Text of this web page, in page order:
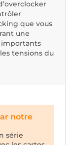
que vous
une
importants
tensions du
notre
série